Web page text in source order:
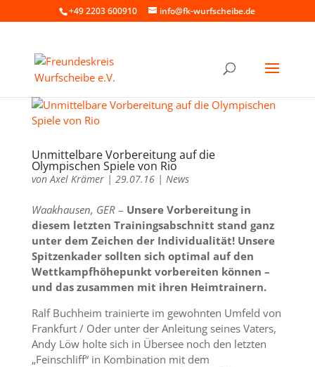
+49 2203 600910 info@fk-wurfscheibe.de
Unmittelbare Vorbereitung auf die
Olympischen Spiele von Rio
vonAxel Krämer| 29.07.16| News
Waakhausen, GER– Unsere Vorbereitung in
diesem letzten Trainingsabschnitt stand ganz
unter dem Zeichen der Individualität! Unsere
Spitzenkader sollten sich optimal auf den
Wettkampfhöhepunkt vorbereiten können –
und das zusammen mit ihren Heimtrainern.
Ralf Buchheim trainierte im gewohnten Umfeld von
Frankfurt / Oder unter der Anleitung seines Vaters,
Andy Löw holte sich in Übersee noch den letzten
„Feinschliff“ in Kombination mit dem